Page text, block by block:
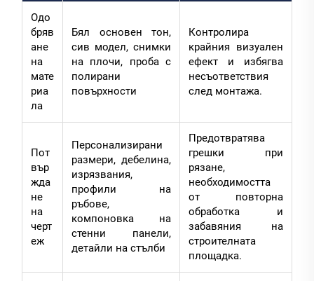
Одо
бряв
ане
на
мате
риа
ла
Бял основен тон,
сив модел, снимки
на плочи, проба с
полирани
повърхности
Контролира
крайния визуален
ефект и избягва
несъответствия
след монтажа.
Пот
вър
жда
не
на
черт
еж
Персонализирани
размери, дебелина,
изрязвания,
профили на
ръбове,
компоновка на
стенни панели,
детайли на стълби
Предотвратява
грешки при
рязане,
необходимостта
от повторна
обработка и
забавяния на
строителната
площадка.